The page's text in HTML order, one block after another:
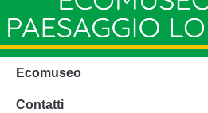
Ecomuseo
Contatti